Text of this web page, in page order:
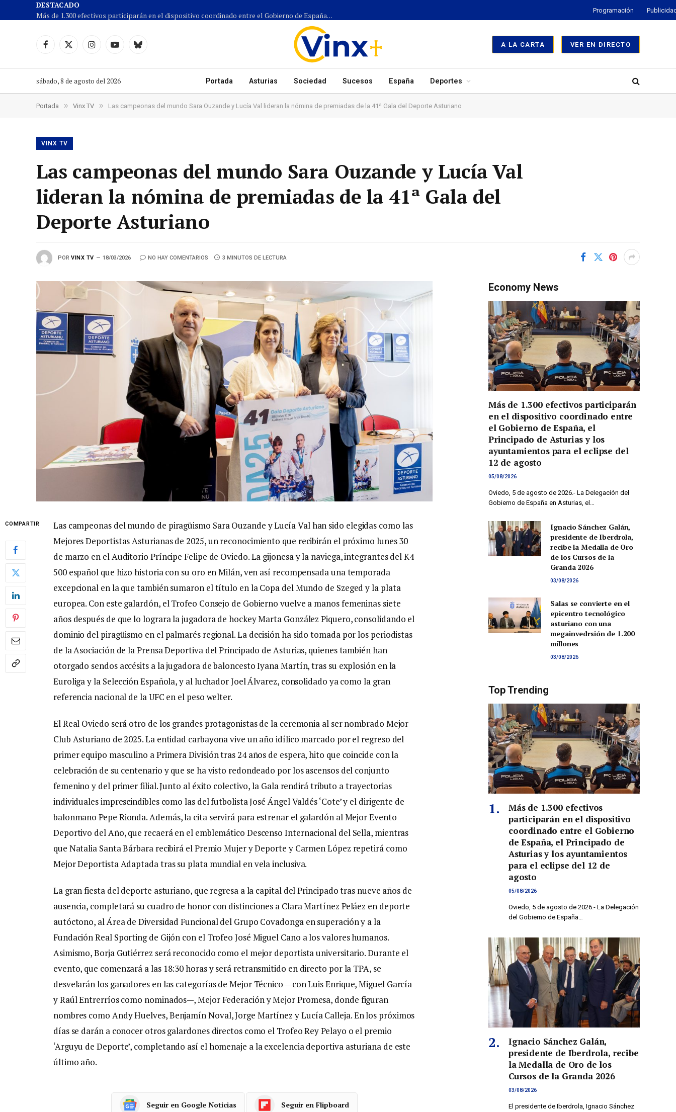
DESTACADO
Más de 1.300 efectivos participarán en el dispositivo coordinado entre el Gobierno de España, el Principado de Asturias y los ayuntamientos para el eclipse del 12 de agosto
Programación
Facebook
X
InstagramYouTubeCielo
A LA CARTA VER EN DIRECTO
sábado, 8 de agosto del 2026 Portada Asturias Sociedad Sucesos España Deportes
Portada » Vinx TV » Las campeonas del mundo Sara Ouzande y Lucía Val lideran la nómina de premiadas de la 41ª Gala del Deporte Asturiano
VINX TV
Las campeonas del mundo Sara Ouzande y Lucía Val
lideran la nómina de premiadas de la 41ª Gala del
Deporte Asturiano
POR VINX TV 18/03/2026 NO HAY COMENTARIOS 3 MINUTOS DE LECTURA
COMPARTIR
Las campeonas del mundo de piragüismo Sara Ouzande y Lucía Val han sido elegidas como las
Mejores Deportistas Asturianas de 2025, un reconocimiento que recibirán el próximo lunes 30
de marzo en el Auditorio Príncipe Felipe de Oviedo. La gijonesa y la naviega, integrantes del K4
500 español que hizo historia con su oro en Milán, ven así recompensada una temporada
excepcional en la que también sumaron el título en la Copa del Mundo de Szeged y la plata
europea. Con este galardón, el Trofeo Consejo de Gobierno vuelve a manos femeninas siete
años después de que lo lograra la jugadora de hockey Marta González Piquero, consolidando el
dominio del piragüismo en el palmarés regional. La decisión ha sido tomada por los periodistas
de la Asociación de la Prensa Deportiva del Principado de Asturias, quienes también han
otorgado sendos accésits a la jugadora de baloncesto Iyana Martín, tras su explosión en la
Euroliga y la Selección Española, y al luchador Joel Álvarez, consolidado ya como la gran
referencia nacional de la UFC en el peso welter.
El Real Oviedo será otro de los grandes protagonistas de la ceremonia al ser nombrado Mejor
Club Asturiano de 2025. La entidad carbayona vive un año idílico marcado por el regreso del
primer equipo masculino a Primera División tras 24 años de espera, hito que coincide con la
celebración de su centenario y que se ha visto redondeado por los ascensos del conjunto
femenino y del primer filial. Junto al éxito colectivo, la Gala rendirá tributo a trayectorias
individuales imprescindibles como las del futbolista José Ángel Valdés ‘Cote’ y el dirigente de
balonmano Pepe Rionda. Además, la cita servirá para estrenar el galardón al Mejor Evento
Deportivo del Año, que recaerá en el emblemático Descenso Internacional del Sella, mientras
que Natalia Santa Bárbara recibirá el Premio Mujer y Deporte y Carmen López repetirá como
Mejor Deportista Adaptada tras su plata mundial en vela inclusiva.
La gran fiesta del deporte asturiano, que regresa a la capital del Principado tras nueve años de
ausencia, completará su cuadro de honor con distinciones a Clara Martínez Peláez en deporte
autóctono, al Área de Diversidad Funcional del Grupo Covadonga en superación y a la
Fundación Real Sporting de Gijón con el Trofeo José Miguel Cano a los valores humanos.
Asimismo, Borja Gutiérrez será reconocido como el mejor deportista universitario. Durante el
evento, que comenzará a las 18:30 horas y será retransmitido en directo por la TPA, se
desvelarán los ganadores en las categorías de Mejor Técnico —con Luis Enrique, Miguel García
y Raúl Entrerríos como nominados—, Mejor Federación y Mejor Promesa, donde figuran
nombres como Andy Huelves, Benjamín Noval, Jorge Martínez y Lucía Calleja. En los próximos
días se darán a conocer otros galardones directos como el Trofeo Rey Pelayo o el premio
‘Arguyu de Deporte’, completando así el homenaje a la excelencia deportiva asturiana de este
último año.
Seguir en Google Noticias Seguir en Flipboard
Economy News
Más de 1.300 efectivos participarán
en el dispositivo coordinado entre
el Gobierno de España, el
Principado de Asturias y los
ayuntamientos para el eclipse del
12 de agosto
05/08/2026
Oviedo, 5 de agosto de 2026.- La Delegación del
Gobierno de España en Asturias, el…
Ignacio Sánchez Galán,
presidente de Iberdrola,
recibe la Medalla de Oro
de los Cursos de la
Granda 2026
03/08/2026
Salas se convierte en el
epicentro tecnológico
asturiano con una
megainvedrsión de 1.200
millones
03/08/2026
Top Trending
Más de 1.300 efectivos
participarán en el dispositivo
coordinado entre el Gobierno
de España, el Principado de
Asturias y los ayuntamientos
para el eclipse del 12 de
agosto
05/08/2026
Oviedo, 5 de agosto de 2026.- La Delegación
del Gobierno de España…
Ignacio Sánchez Galán,
presidente de Iberdrola, recibe
la Medalla de Oro de los
Cursos de la Granda 2026
03/08/2026
El presidente de Iberdrola, Ignacio Sánchez